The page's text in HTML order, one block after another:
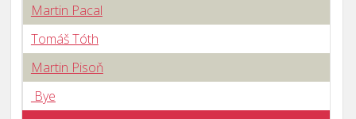
Martin Pacal
Tomáš Tóth
Martin Pisoň
Bye